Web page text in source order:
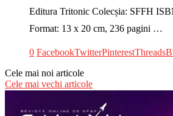
Editura Tritonic Colecșia: SFFH
Format: 13 x 20 cm, 236 pagini …
0 FacebookTwitterPinterestThreads
Cele mai noi articole
Cele mai vechi articole